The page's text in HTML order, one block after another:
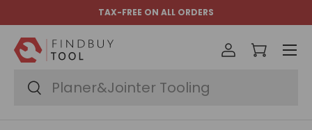
Aller au contenu
TAX-FREE ON ALL ORDERS
Recherche
Rechercher
Se Panier
Menu